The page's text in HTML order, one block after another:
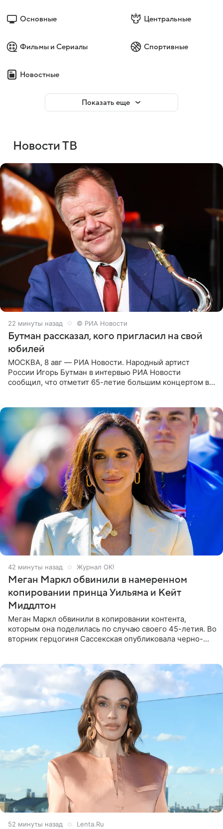
Основные Центральные
Фильмы и Сериалы Спортивные
Новостные
Показать еще
Новости ТВ
23 минуты назад © РИА Новости
Бутман рассказал, кого пригласил на свой
юбилей
МОСКВА, 8 авг — РИА Новости. Народный артист
России Игорь Бутман в интервью РИА Новости
сообщил, что отметит 65-летие большим концертом в
43 минуты назад Журнал OK!
Меган Маркл обвинили в намеренном
копировании принца Уильяма и Кейт
Миддлтон
Меган Маркл обвинили в копировании контента,
которым она поделилась по случаю своего 45-летия. Во
вторник герцогиня Сассекская опубликовала черно-
53 минуты назад Lenta.Ru